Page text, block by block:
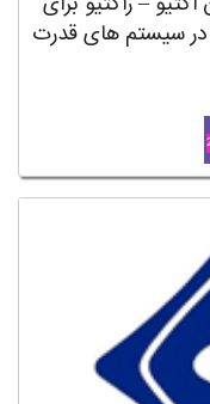
در سیستم های قدرت